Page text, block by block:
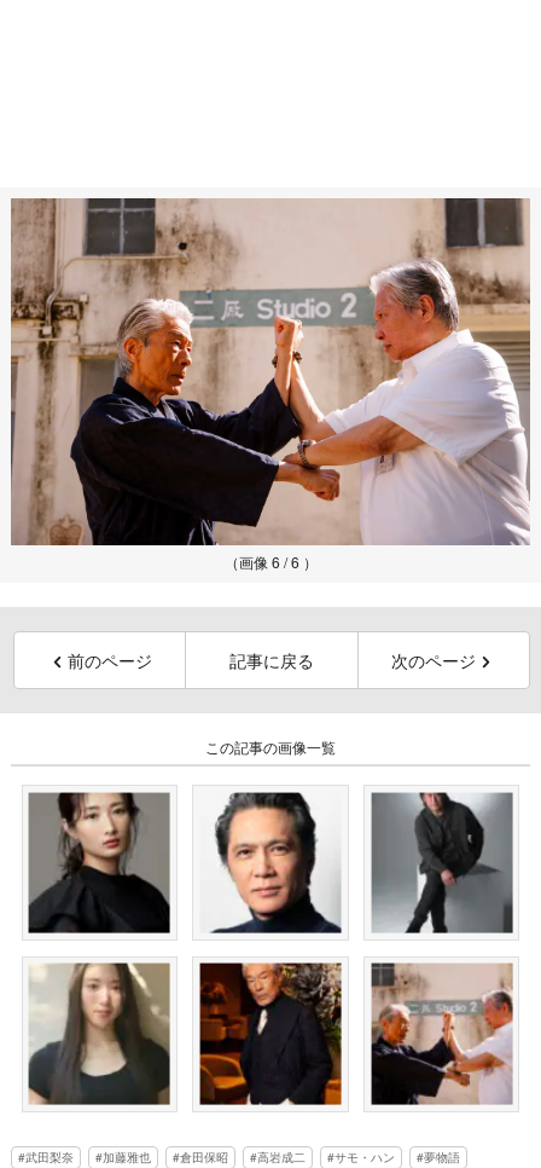
（画像 6 / 6 ）
前のページ 記事に戻る 次のページ
この記事の画像一覧
武田梨奈 加藤雅也 倉田保昭 高岩成二 サモ・ハン
夢物語